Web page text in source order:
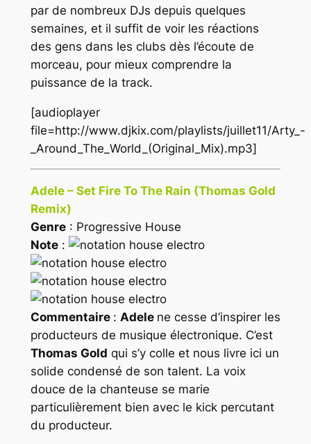
par de nombreux DJs depuis quelques
semaines, et il suffit de voir les réactions
des gens dans les clubs dès l’écoute de
morceau, pour mieux comprendre la
puissance de la track.
[audioplayer
file=http://www.djkix.com/playlists/juillet11/Arty_-
_Around_The_World_(Original_Mix).mp3]
Adele – Set Fire To The Rain (Thomas Gold
Remix)
Genre: Progressive House
Note:
Commentaire : Adele ne cesse d’inspirer les
producteurs de musique électronique. C’est
Thomas Gold qui s’y colle et nous livre ici un
solide condensé de son talent. La voix
douce de la chanteuse se marie
particulièrement bien avec le kick percutant
du producteur.